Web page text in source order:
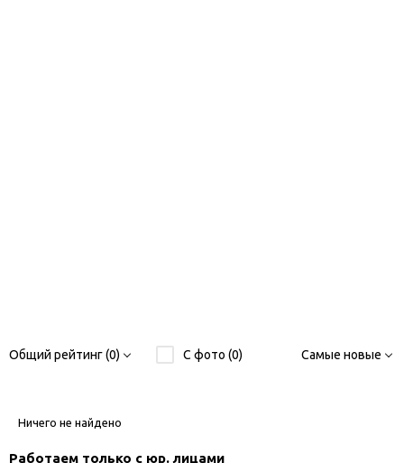
Общий рейтинг (0) С фото (0) Самые новые
Ничего не найдено
Работаем только с юр. лицами